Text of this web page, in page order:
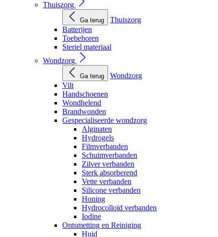
Thuiszorg
Ga terug
Thuiszorg
Batterijen
Toebehoren
Steriel materiaal
Wondzorg
Ga terug
Wondzorg
Vilt
Handschoenen
Wondhelend
Brandwonden
Gespecialiseerde wondzorg
Alginaten
Hydrogels
Filmverbanden
Schuimverbanden
Zilver verbanden
Sterk absorberend
Vette verbanden
Silicone verbanden
Honing
Hydrocolloïd verbanden
Iodine
Ontsmetting en Reiniging
Huid